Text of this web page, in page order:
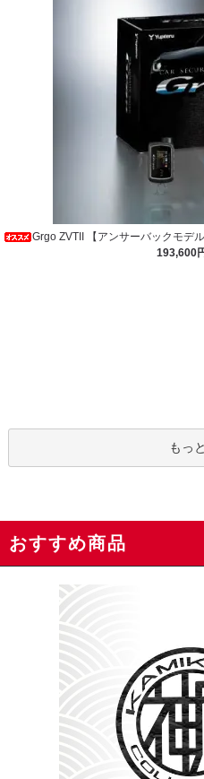
Grgo ZVTII 【アンサーバックモデ
193,600
もっ
おすすめ商品